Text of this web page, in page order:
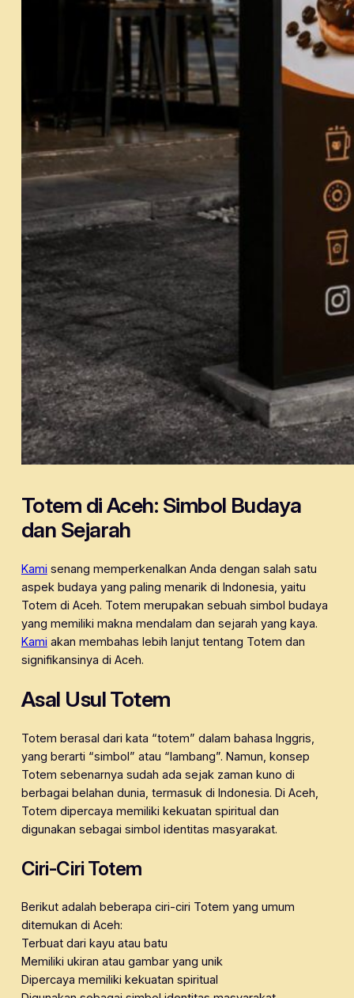
Totem di Aceh: Simbol Budaya
dan Sejarah
Kami senang memperkenalkan Anda dengan salah satu
aspek budaya yang paling menarik di Indonesia, yaitu
Totem di Aceh. Totem merupakan sebuah simbol budaya
yang memiliki makna mendalam dan sejarah yang kaya.
Kami akan membahas lebih lanjut tentang Totem dan
signifikansinya di Aceh.
Asal Usul Totem
Totem berasal dari kata “totem” dalam bahasa Inggris,
yang berarti “simbol” atau “lambang”. Namun, konsep
Totem sebenarnya sudah ada sejak zaman kuno di
berbagai belahan dunia, termasuk di Indonesia. Di Aceh,
Totem dipercaya memiliki kekuatan spiritual dan
digunakan sebagai simbol identitas masyarakat.
Ciri-Ciri Totem
Berikut adalah beberapa ciri-ciri Totem yang umum
ditemukan di Aceh:
Terbuat dari kayu atau batu
Memiliki ukiran atau gambar yang unik
Dipercaya memiliki kekuatan spiritual